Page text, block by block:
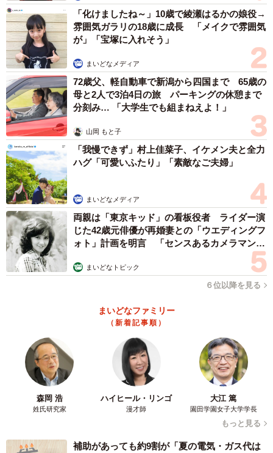
「化けましたね～」10歳で綾瀬はるかの娘役→
雰囲気ガラリの18歳に成長 「メイクで雰囲気
が」「宝塚に入れそう」
まいどなメディア
72歳父、軽自動車で新潟から四国まで 65歳の
母と2人で3泊4日の旅 パーキングの休憩まで
分刻み… 「大学生でも組まねえよ！」
山岡 もと子
「我慢できず」村上佳菜子、イケメン夫と全力
ハグ「可愛いふたり」「素敵なご夫婦」
まいどなメディア
両親は「東京キッド」の看板役者 ライダー演
じた42歳元俳優が再婚妻との「ウエディングフ
ォト」計画を明言 「センスあるカメラマン求
まいどなトピック
６位以降を見る
まいどなファミリー
（新着記事順）
森岡 浩
姓氏研究家
ハイヒール・リンゴ
漫才師
大江 篤
園田学園女子大学学長
もっと見る
補助があっても約9割が「夏の電気・ガス代は